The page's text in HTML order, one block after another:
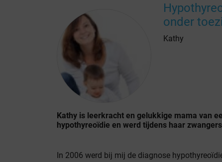
onder
Kathy
Kathy is leerkracht en gelukkige mama van
hypothyreoïdie en werd tijdens haar
In 2006 werd bij mij de diagnose